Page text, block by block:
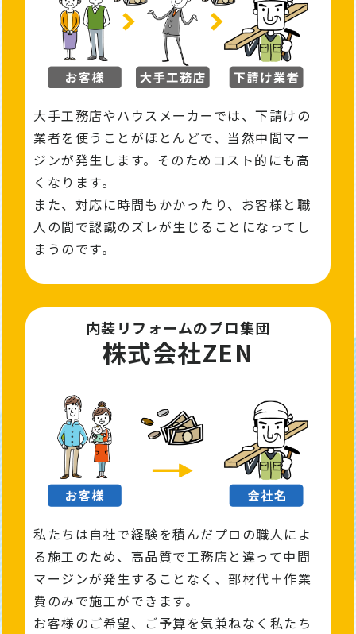
大手工務店やハウスメーカーでは、下請けの
業者を使うことがほとんどで、当然中間マー
ジンが発⽣します。そのためコスト的にも高
くなります。
また、対応に時間もかかったり、お客様と職
人の間で認識のズレが生じることになってし
まうのです。
内装リフォームのプロ集団
株式会社ZEN
私たちは自社で経験を積んだプロの職人によ
る施工のため、高品質で工務店と違って中間
マージンが発⽣することなく、部材代＋作業
費のみで施工ができます。
お客様のご希望、ご予算を気兼ねなく私たち